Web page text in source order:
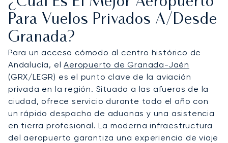
Para Vuelos Privados A/desde
Granada?
Para un acceso cómodo al centro histórico de
Andalucía, elAeropuerto de Granada-Jaén
(GRX/LEGR) es el punto clave de la aviación
privada en la región. Situado a las afueras de la
ciudad, ofrece servicio durante todo el año con
un rápido despacho de aduanas y una asistencia
en tierra profesional. La moderna infraestructura
del aeropuerto garantiza una experiencia de viaje